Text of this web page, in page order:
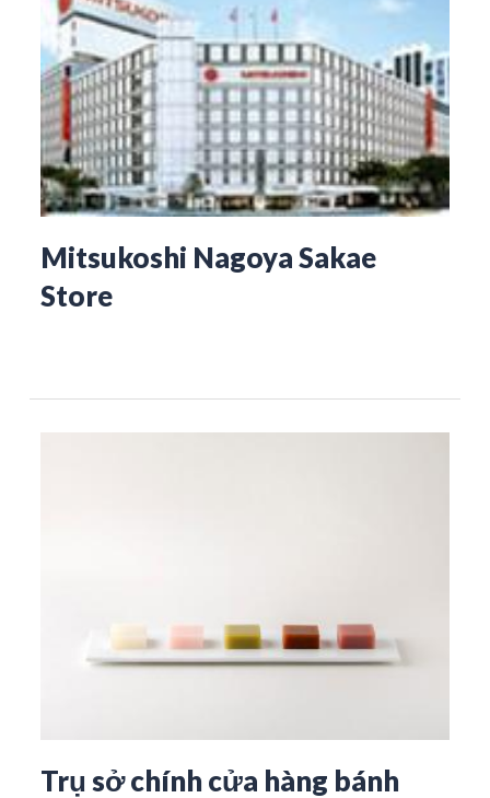
Mitsukoshi Nagoya Sakae
Store
Trụ sở chính cửa hàng bánh